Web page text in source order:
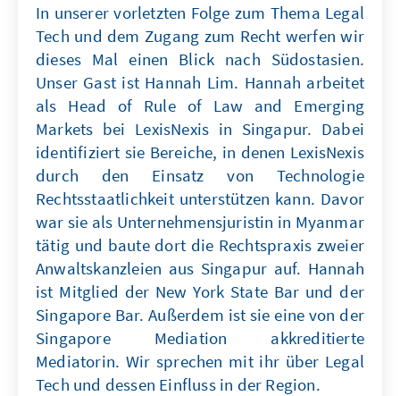
In unserer vorletzten Folge zum Thema Legal
Tech und dem Zugang zum Recht werfen wir
dieses Mal einen Blick nach Südostasien.
Unser Gast ist Hannah Lim. Hannah arbeitet
als Head of Rule of Law and Emerging
Markets bei LexisNexis in Singapur. Dabei
identifiziert sie Bereiche, in denen LexisNexis
durch den Einsatz von Technologie
Rechtsstaatlichkeit unterstützen kann. Davor
war sie als Unternehmensjuristin in Myanmar
tätig und baute dort die Rechtspraxis zweier
Anwaltskanzleien aus Singapur auf. Hannah
ist Mitglied der New York State Bar und der
Singapore Bar. Außerdem ist sie eine von der
Singapore Mediation akkreditierte
Mediatorin. Wir sprechen mit ihr über Legal
Tech und dessen Einfluss in der Region.